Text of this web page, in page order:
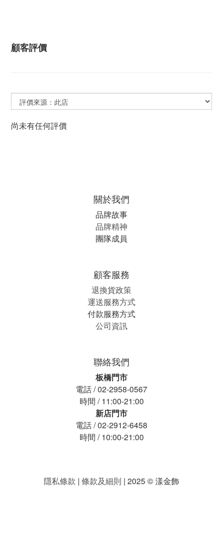
顧客評價
尚未有任何評價
關於我們
品牌故事
品牌精神
團隊成員
顧客服務
退換貨政策
運送服務方式
付款服務方式
公司資訊
聯絡我們
板橋門市
電話 / 02-2958-0567
時間 / 11:00-21:00
新店門市
電話 / 02-2912-6458
時間 / 10:00-21:00
隱私條款 | 條款及細則 | 2025 © 漾金飾